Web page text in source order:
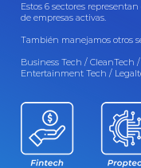
Estos 6 sectores
de empresas activas.
También manejamos otros
Business Tech / CleanTech
Entertainment Tech /